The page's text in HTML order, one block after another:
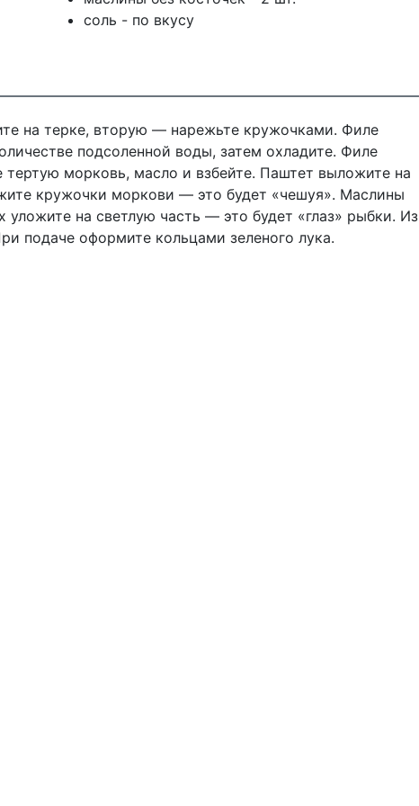
соль - по вкусу
на терке, вторую — нарежьте кружочками. Филе
подсоленной воды, затем охладите. Филе
тертую морковь, масло и взбейте. Паштет выложите на
кружочки моркови — это будет «чешуя». Маслины
уложите на светлую часть — это будет «глаз» рыбки. Из
подаче оформите кольцами зеленого лука.